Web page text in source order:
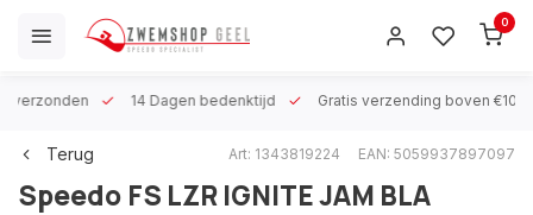
0
verzonden 14 Dagen bedenktijd Gratis verzending boven €100
Terug Art: 1343819224 EAN: 5059937897097
Speedo FS LZR IGNITE JAM BLA